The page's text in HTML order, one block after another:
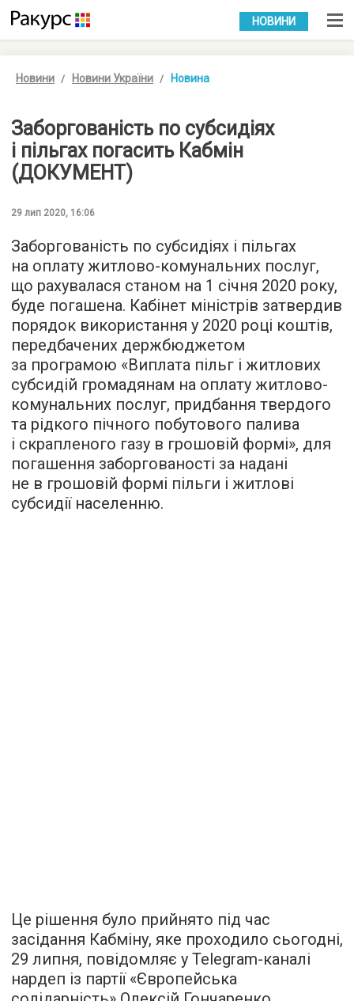
УКР РУС
НОВИНИ
Новини Новини України Новина
Заборгованість по субсидіях
і пільгах погасить Кабмін
(ДОКУМЕНТ)
29 лип 2020, 16:06
Заборгованість по субсидіях і пільгах
на оплату житлово-комунальних послуг,
що рахувалася станом на 1 січня 2020 року,
буде погашена. Кабінет міністрів затвердив
порядок використання у 2020 році коштів,
передбачених держбюджетом
за програмою «Виплата пільг і житлових
субсидій громадянам на оплату житлово-
комунальних послуг, придбання твердого
та рідкого пічного побутового палива
і скрапленого газу в грошовій формі», для
погашення заборгованості за надані
не в грошовій формі пільги і житлові
субсидії населенню.
Це рішення було прийнято під час
засідання Кабміну, яке проходило сьогодні,
29 липня, повідомляє у Telegram-каналі
нардеп із партії «Європейська